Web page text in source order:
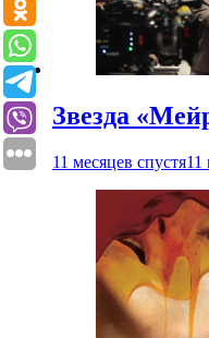
Звезда
11 месяцев спустя11